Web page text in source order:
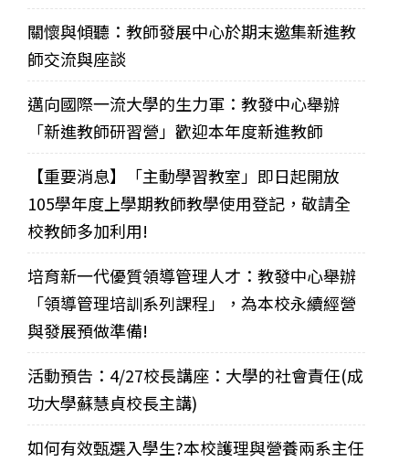
關懷與傾聽：教師發展中心於期末邀集新進教
師交流與座談
邁向國際一流大學的生力軍：教發中心舉辦
「新進教師研習營」歡迎本年度新進教師
【重要消息】「主動學習教室」即日起開放
105學年度上學期教師教學使用登記，敬請全
校教師多加利用!
培育新一代優質領導管理人才：教發中心舉辦
「領導管理培訓系列課程」，為本校永續經營
與發展預做準備!
活動預告：4/27校長講座：大學的社會責任(成
功大學蘇慧貞校長主講)
如何有效甄選入學生?本校護理與營養兩系主任